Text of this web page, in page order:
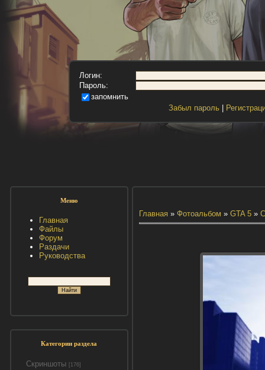
Логин:
Пароль:
запомнить
Забыл пароль|
Меню
Главная
Файлы
Форум
Раздачи
Руководства
Категории раздела
Скриншоты [176]
Главная» Фотоальбом » GTA 5»